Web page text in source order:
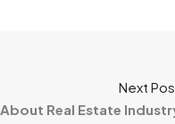
Next
Real Estate